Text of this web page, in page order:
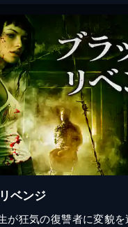
ベンジ
が狂気の復讐者に変貌